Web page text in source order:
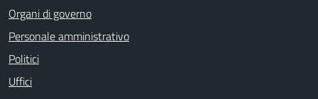
Organi di governo
Personale amministrativo
Politici
Uffici